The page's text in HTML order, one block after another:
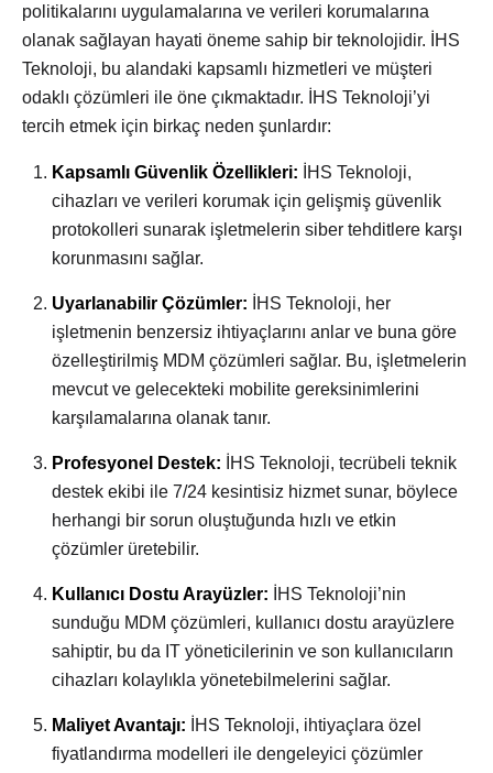
politikalarını uygulamalarına ve verileri korumalarına
olanak sağlayan hayati öneme sahip bir teknolojidir. İHS
Teknoloji, bu alandaki kapsamlı hizmetleri ve müşteri
odaklı çözümleri ile öne çıkmaktadır. İHS Teknoloji’yi
tercih etmek için birkaç neden şunlardır:
Kapsamlı Güvenlik Özellikleri: İHS Teknoloji,
cihazları ve verileri korumak için gelişmiş güvenlik
protokolleri sunarak işletmelerin siber tehditlere karşı
korunmasını sağlar.
Uyarlanabilir Çözümler: İHS Teknoloji, her
işletmenin benzersiz ihtiyaçlarını anlar ve buna göre
özelleştirilmiş MDM çözümleri sağlar. Bu, işletmelerin
mevcut ve gelecekteki mobilite gereksinimlerini
karşılamalarına olanak tanır.
Profesyonel Destek: İHS Teknoloji, tecrübeli teknik
destek ekibi ile 7/24 kesintisiz hizmet sunar, böylece
herhangi bir sorun oluştuğunda hızlı ve etkin
çözümler üretebilir.
Kullanıcı Dostu Arayüzler: İHS Teknoloji’nin
sunduğu MDM çözümleri, kullanıcı dostu arayüzlere
sahiptir, bu da IT yöneticilerinin ve son kullanıcıların
cihazları kolaylıkla yönetebilmelerini sağlar.
Maliyet Avantajı: İHS Teknoloji, ihtiyaçlara özel
fiyatlandırma modelleri ile dengeleyici çözümler